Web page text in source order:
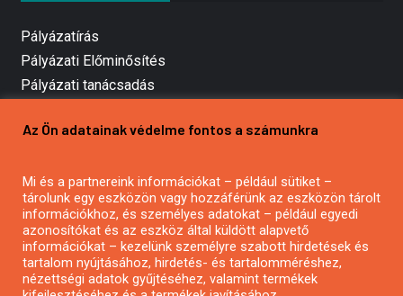
Pályázatírás
Pályázati Előminősítés
Pályázati tanácsadás
Mezőgazdasági pályázatírás
Pályázatírás civil szervezeteknek
Pályázatírás önkormányzatoknak
Pályázatfigyelés
Specifikus pályázatfigyelés vagy hírlevél
Az Ön adatainak védelme fontos a számunkra
Mi és a partnereink információkat – például sütiket –
tárolunk egy eszközön vagy hozzáférünk az eszközön tárolt
információkhoz, és személyes adatokat – például egyedi
azonosítókat és az eszköz által küldött alapvető
információkat – kezelünk személyre szabott hirdetések és
tartalom nyújtásához, hirdetés- és tartalomméréshez,
nézettségi adatok gyűjtéséhez, valamint termékek